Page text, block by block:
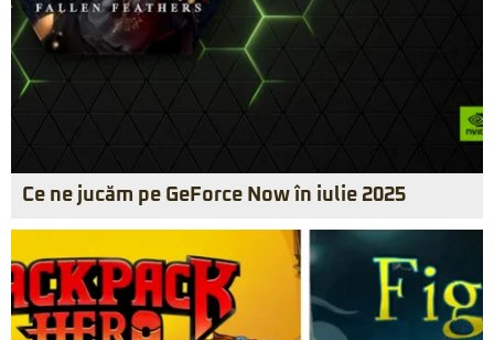
Ce ne jucăm pe GeForce Now în iulie 2025